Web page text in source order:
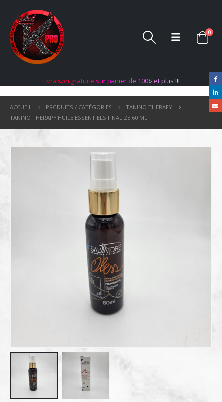
0
Livraison gratuite surpanier de 100$ etplus !!!
ACCUEIL PRODUITS / CATÉGORIES
TANINO THERAPY
TANINO THERAPY HUILE ESSENTIELS FINALIZE 60 ML